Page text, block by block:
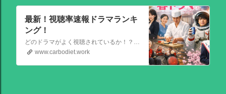
最新！視聴率速報ドラマランキ
ング！
どのドラマがよく視聴されているか！？視聴率速報ドラマランキングを大公開！相棒強し！日曜劇場強し！
www.carbodiet.work